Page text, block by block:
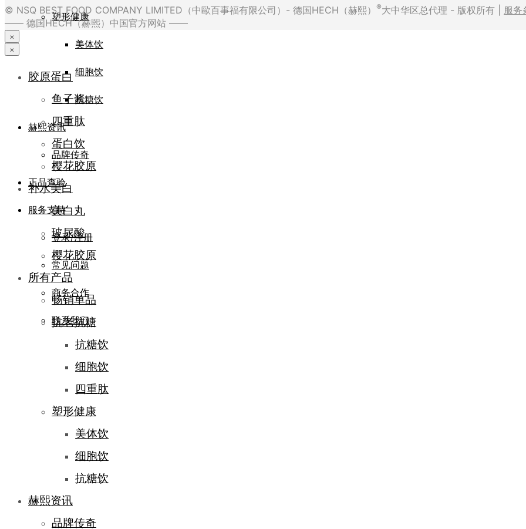
塑形健康
美体饮
细胞饮
抗糖饮
赫熙资讯
品牌传奇
正品查验
服务支持
登录/注册
常见问题
商务合作
联系我们
© NSQ BEST FOOD COMPANY LIMITED（中歐百事福有限公司）- 德国HECH（赫熙） ®大中华区总代理 - 版权所有 | 服务
—— 德国HECH（赫熙）中国官方网站 ——
×
×
胶原蛋白
鱼子酱
四重肽
蛋白饮
樱花胶原
补水美白
美白丸
玻尿酸
樱花胶原
所有产品
畅销单品
抗老抗糖
抗糖饮
细胞饮
四重肽
塑形健康
美体饮
细胞饮
抗糖饮
赫熙资讯
品牌传奇